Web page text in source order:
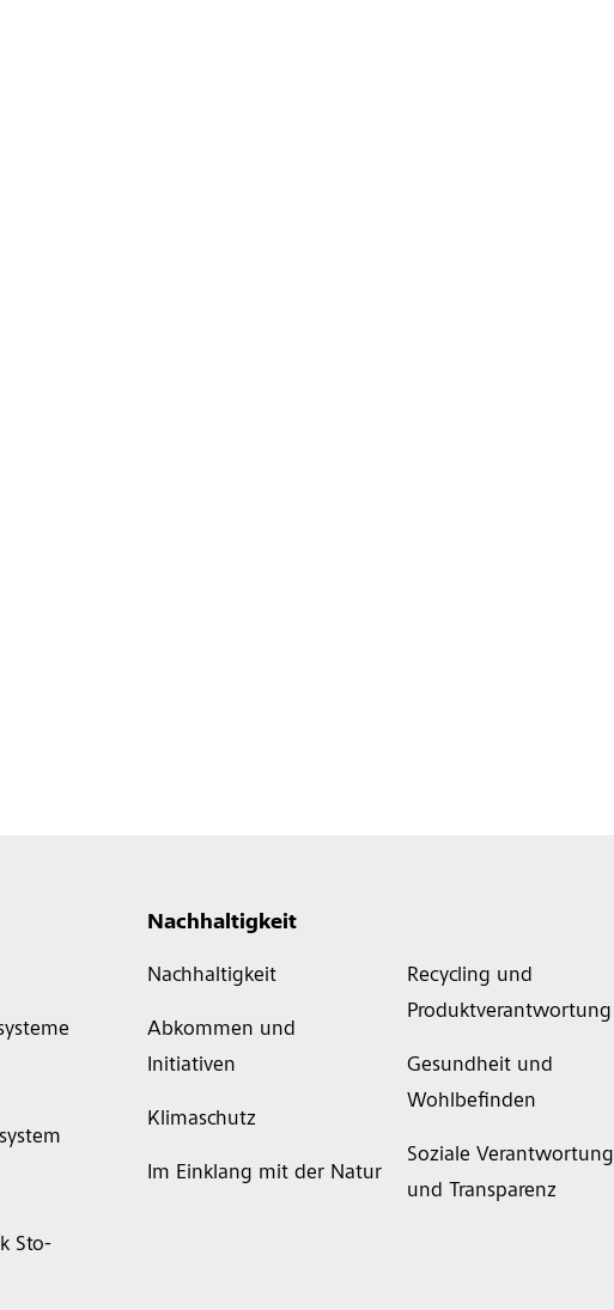
Sto-
Nachhaltigkeit
Nachhaltigkeit
Abkommen und
Initiativen
Klimaschutz
Im Einklang mit der Natur
Recycling und
Produktverantwortung
Gesundheit und
Wohlbefinden
Soziale Verantwortung
und Transparenz